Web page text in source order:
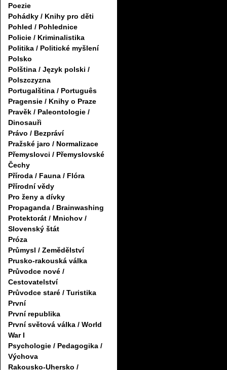
Poezie
Pohádky / Knihy pro děti
Pohled / Pohlednice
Policie / Kriminalistika
Politika / Politické myšlení
Polsko
Polština / Język polski /
Polszczyzna
Portugalština / Português
Pragensie / Knihy o Praze
Pravěk / Paleontologie /
Dinosauři
Právo / Bezpráví
Pražské jaro / Normalizace
Přemyslovci / Přemyslovské
Čechy
Příroda / Fauna / Flóra
Přírodní vědy
Pro ženy a dívky
Propaganda / Brainwashing
Protektorát / Mnichov /
Slovenský štát
Próza
Průmysl / Zemědělství
Prusko-rakouská válka
Průvodce nové /
Cestovatelství
Průvodce staré / Turistika
První
První republika
První světová válka / World
War I
Psychologie / Pedagogika /
Výchova
Rakousko-Uhersko /